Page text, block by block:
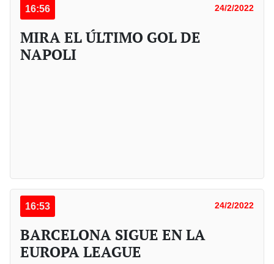
16:56 24/2/2022
MIRA EL ÚLTIMO GOL DE
NAPOLI
16:53 24/2/2022
BARCELONA SIGUE EN LA
EUROPA LEAGUE